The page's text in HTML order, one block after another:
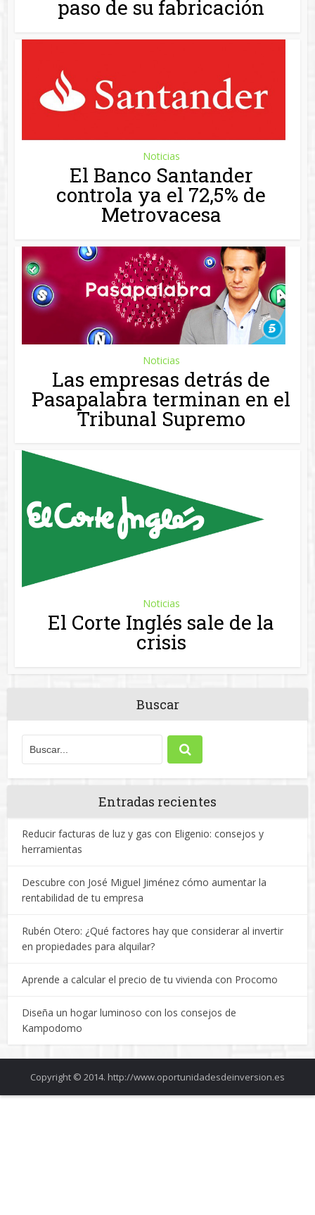
Noticias
Noticias
Pasapalabra terminan en el
Tribunal Supremo
El Corte Inglés sale de la
crisis
Buscar
Descubre con José Miguel Jiménez cómo aumentar la
rentabilidad de tu empresa
en propiedades para alquilar?
Aprende a calcular el precio de tu vivienda con Procomo
Kampodomo
Copyright © 2014. http://www.oportunidadesdeinversion.es